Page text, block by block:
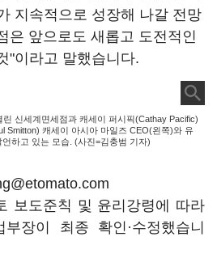
지속적으로 성장해 나갈 전망
은 앞으로도 새롭고 도전적인
"이라고 말했습니다.
신세계면세점과 캐세이 퍼시픽(Cathay Pacific)
Smitton) 캐세이 아시아 마일즈 CEO(왼쪽)와 유
하고 있는 모습. (사진=김충범 기자)
보도준칙 및 윤리강령에 따라
장이 최종 확인·수정했습니